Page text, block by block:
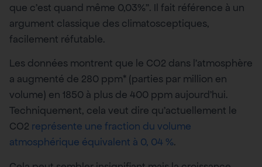
que c’est quand même 0,03%”. Il fait référence à un
argument classique des climatosceptiques,
facilement réfutable.
Les données montrent que le CO2 dans l’atmosphère
a augmenté de 280 ppm* (parties par million en
volume) en 1850 à plus de 400 ppm aujourd’hui.
Techniquement, cela veut dire qu’actuellement le
CO2 représente une fraction du volume
atmosphérique équivalent à 0, 04 %.